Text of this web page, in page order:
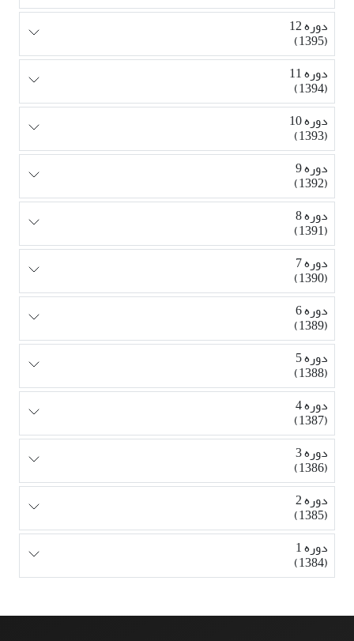
دوره 12
(1395)
دوره 11
(1394)
دوره 10
(1393)
دوره 9
(1392)
دوره 8
(1391)
دوره 7
(1390)
دوره 6
(1389)
دوره 5
(1388)
دوره 4
(1387)
دوره 3
(1386)
دوره 2
(1385)
دوره 1
(1384)